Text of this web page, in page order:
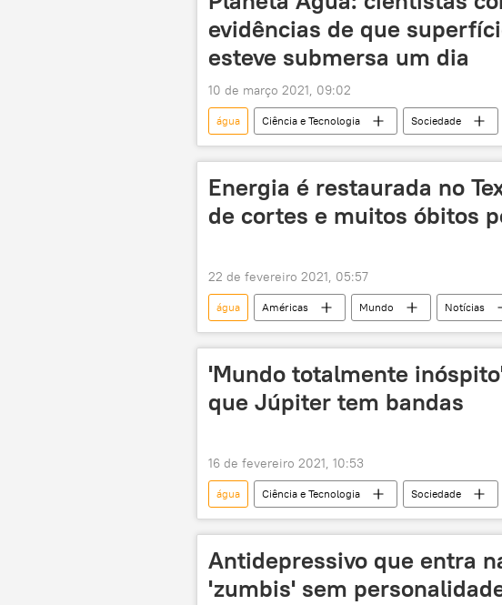
evidências de que
esteve submersa um dia
10 de março 2021, 09:02
água Ciência e Tecnologia Sociedade
placas tectônicas
superfície
Energia é restaurada no
de cortes e muitos óbitos
22 de fevereiro 2021, 05:57
água Américas Mundo Notícias
tempestade
Texas EUA
'Mundo totalmente
que Júpiter tem bandas
16 de fevereiro 2021, 10:53
água Ciência e Tecnologia Sociedade
Espaço
Antidepressivo que entra
'zumbis' sem